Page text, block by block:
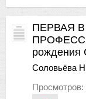
ПЕРВАЯ
рождения
Соловьёва
Просмотров: